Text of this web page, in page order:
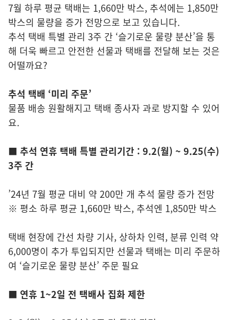
7월 하루 평균 택배는 1,660만 박스, 추석에는 1,850만
박스의 물량을 증가 전망으로 보고 있습니다.
추석 택배 특별 관리 3주 간 ‘슬기로운 물량 분산’을 통
해 더욱 빠르고 안전한 선물과 택배를 전달해 보는 것은
어떨까요?
추석 택배 ‘미리 주문’
물품 배송 원활해지고 택배 종사자 과로 방지할 수 있어
요.
■ 추석 연휴 택배 특별 관리기간 : 9.2(월) ~ 9.25(수)
3주 간
’24년 7월 평균 대비 약 200만 개 추석 물량 증가 전망
※ 평소 하루 평균 1,660만 박스, 추석엔 1,850만 박스
택배 현장에 간선 차량 기사, 상하차 인력, 분류 인력 약
6,000명이 추가 투입되지만 선물과 택배는 미리 주문하
여 ‘슬기로운 물량 분산’ 주문 필요
■ 연휴 1~2일 전 택배사 집화 제한